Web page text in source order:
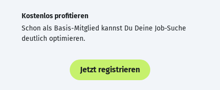
Kostenlos profitieren
Schon als Basis-Mitglied kannst Du Deine Job-Suche
deutlich optimieren.
Jetzt registrieren